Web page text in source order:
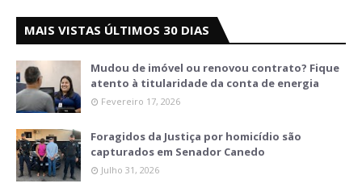
MAIS VISTAS ÚLTIMOS 30 DIAS
Mudou de imóvel ou renovou contrato? Fique
atento à titularidade da conta de energia
Fevereiro 17, 2026
Foragidos da Justiça por homicídio são
capturados em Senador Canedo
Julho 31, 2026